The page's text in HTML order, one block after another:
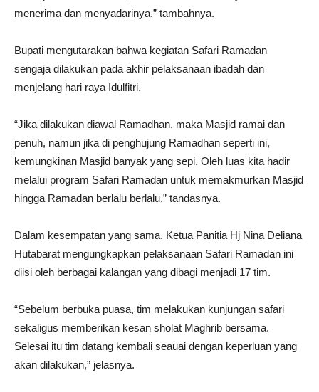
menerima dan menyadarinya,” tambahnya.
Bupati mengutarakan bahwa kegiatan Safari Ramadan
sengaja dilakukan pada akhir pelaksanaan ibadah dan
menjelang hari raya Idulfitri.
“Jika dilakukan diawal Ramadhan, maka Masjid ramai dan
penuh, namun jika di penghujung Ramadhan seperti ini,
kemungkinan Masjid banyak yang sepi. Oleh luas kita hadir
melalui program Safari Ramadan untuk memakmurkan Masjid
hingga Ramadan berlalu berlalu,” tandasnya.
Dalam kesempatan yang sama, Ketua Panitia Hj Nina Deliana
Hutabarat mengungkapkan pelaksanaan Safari Ramadan ini
diisi oleh berbagai kalangan yang dibagi menjadi 17 tim.
“Sebelum berbuka puasa, tim melakukan kunjungan safari
sekaligus memberikan kesan sholat Maghrib bersama.
Selesai itu tim datang kembali seauai dengan keperluan yang
akan dilakukan,” jelasnya.